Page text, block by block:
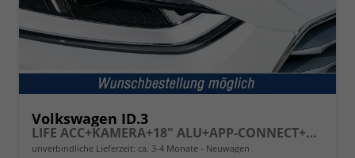
Volkswagen ID.3
LIFE ACC+KAMERA+18" ALU+APP-CONNECT+KLIMA+LED+LIGHT ASSIST
unverbindliche Lieferzeit: ca. 3-4 Monate Neuwagen